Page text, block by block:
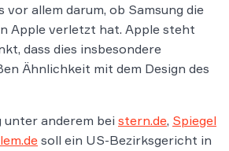
allem darum, ob Samsung die
Apple verletzt hat. Apple steht
dass dies insbesondere
Ähnlichkeit mit dem Design des
unter anderem bei stern.de, Spiegel
soll ein US-Bezirksgericht in